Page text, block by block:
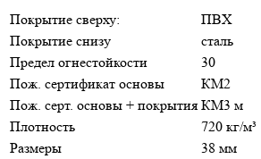
Покрытие сверху:
ПВХ
Покрытие снизу
сталь
Предел огнестойкости
30
Пож. сертификат основы
КМ2
Пож. серт. основы + покрытия КМ3 м
Плотность
720 кг/м³
Размеры
38 мм